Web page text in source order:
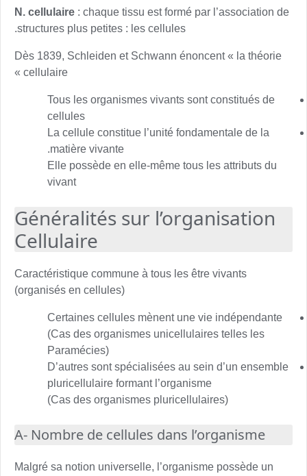
N. cellulaire : chaque tissu est formé par l’association de
structures plus petites : les cellules.
Dès 1839, Schleiden et Schwann énoncent « la théorie
cellulaire »
Tous les organismes vivants sont constitués de
cellules
La cellule constitue l’unité fondamentale de la
matière vivante.
Elle possède en elle-même tous les attributs du
vivant
Généralités sur l’organisation
Cellulaire
Caractéristique commune à tous les être vivants
(organisés en cellules)
Certaines cellules mènent une vie indépendante
(Cas des organismes unicellulaires telles les
Paramécies)
D’autres sont spécialisées au sein d’un ensemble
pluricellulaire formant l’organisme
(Cas des organismes pluricellulaires)
A- Nombre de cellules dans l’organisme
Malgré sa notion universelle, l’organisme possède un